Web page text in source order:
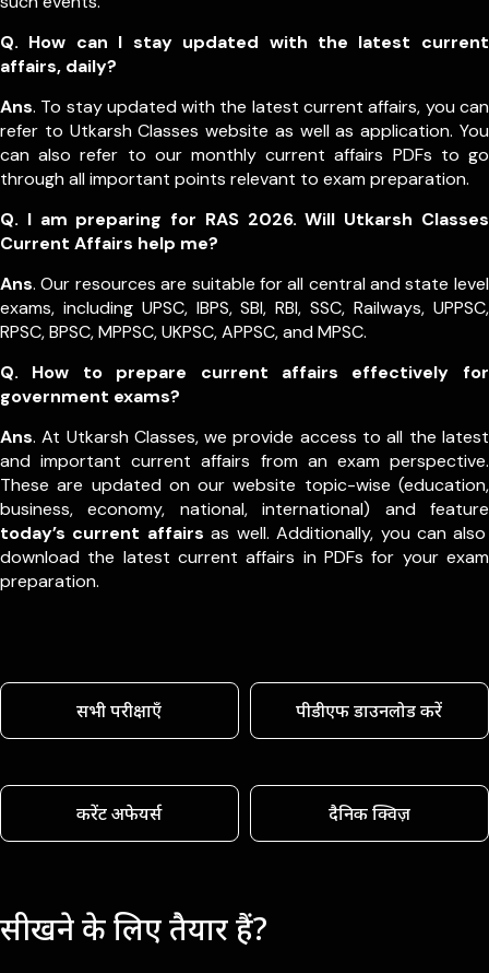
Q. How can I stay updated with the latest current
affairs, daily?
Ans. To stay updated with the latest current affairs, you can
refer to Utkarsh Classes website as well as application. You
can also refer to our monthly current affairs PDFs to go
through all important points relevant to exam preparation.
Q. I am preparing for RAS 2026. Will Utkarsh Classes
Current Affairs help me?
Ans. Our resources are suitable for all central and state level
exams, including UPSC, IBPS, SBI, RBI, SSC, Railways, UPPSC,
RPSC, BPSC, MPPSC, UKPSC, APPSC, and MPSC.
Q. How to prepare current affairs effectively for
government exams?
Ans. At Utkarsh Classes, we provide access to all the latest
and important current affairs from an exam perspective.
These are updated on our website topic-wise (education,
business, economy, national, international) and feature
today’s current affairsas well. Additionally, you can also
download the latest current affairs in PDFs for your exam
preparation.
सभी परीक्षाएँ पीडीएफ डाउनलोड करें
करेंट अफेयर्स दैनिक क्विज़
सीखने के लिए तैयार हैं?